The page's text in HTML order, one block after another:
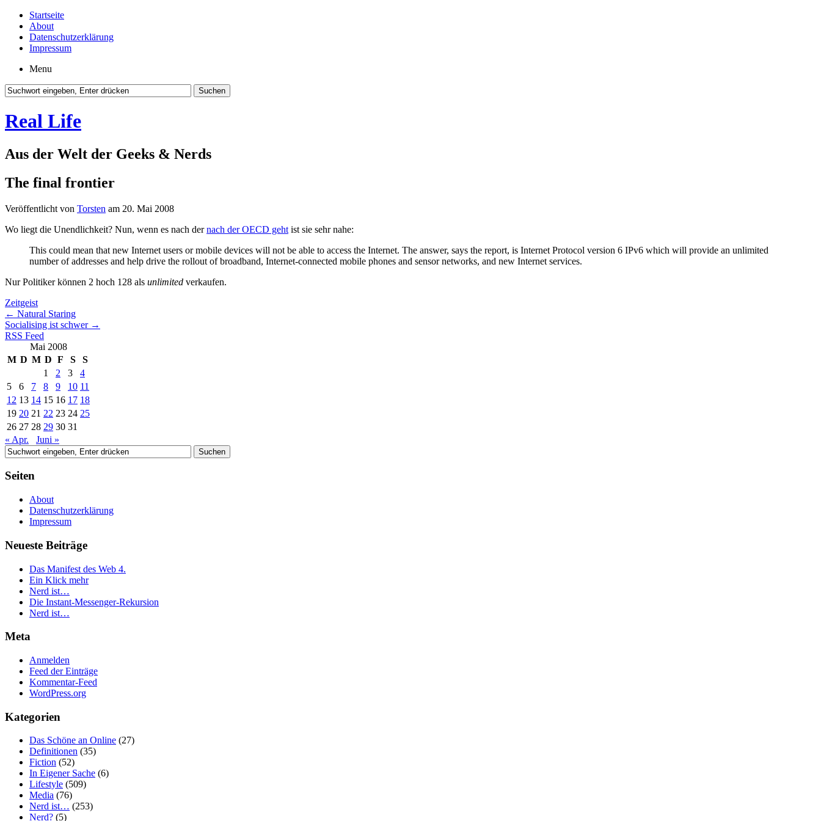
Startseite
About
Datenschutzerklärung
Impressum
Menu
Real Life
Aus der Welt der Geeks & Nerds
The final frontier
Veröffentlicht von Torsten am 20. Mai 2008
Wo liegt die Unendlichkeit? Nun, wenn es nach dernach der OECD geht ist sie sehr nahe:
This could mean that new Internet users or mobile devices will not be able to access the Internet. The answer, says the report, is Internet Protocol version 6 IPv6 which will provide an unlimited
number of addresses and help drive the rollout of broadband, Internet-connected mobile phones and sensor networks, and new Internet services.
Nur Politiker können 2 hoch 128 als unlimited verkaufen.
Zeitgeist
← Natural Staring
Socialising ist schwer →
RSS Feed
Mai 2008
M D M D F S
S
1
2 3
4
5
6 7 8 9 10 11
12 13 14 15 16 17 18
19 20 21 22 23 24 25
26 27 28 29 30 31
« Apr.
Juni »
Seiten
About
Datenschutzerklärung
Impressum
Neueste Beiträge
Das Manifest des Web 4.
Ein Klick mehr
Nerd ist…
Die Instant-Messenger-Rekursion
Nerd ist…
Meta
Anmelden
Feed der Einträge
Kommentar-Feed
WordPress.org
Kategorien
Das Schöne an Online (27)
Definitionen (35)
Fiction (52)
In Eigener Sache (6)
Lifestyle (509)
Media (76)
Nerd ist… (253)
Nerd? (5)